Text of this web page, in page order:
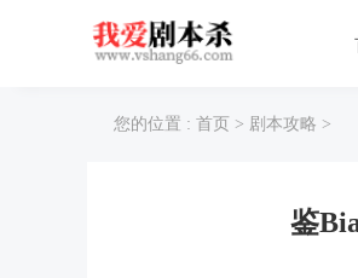
您的位置 : 首页 > 剧本攻略 >
鉴